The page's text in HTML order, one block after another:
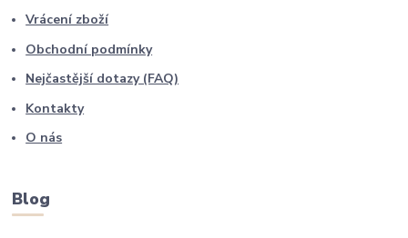
Vrácení zboží
Obchodní podmínky
Nejčastější dotazy (FAQ)
Kontakty
O nás
Blog